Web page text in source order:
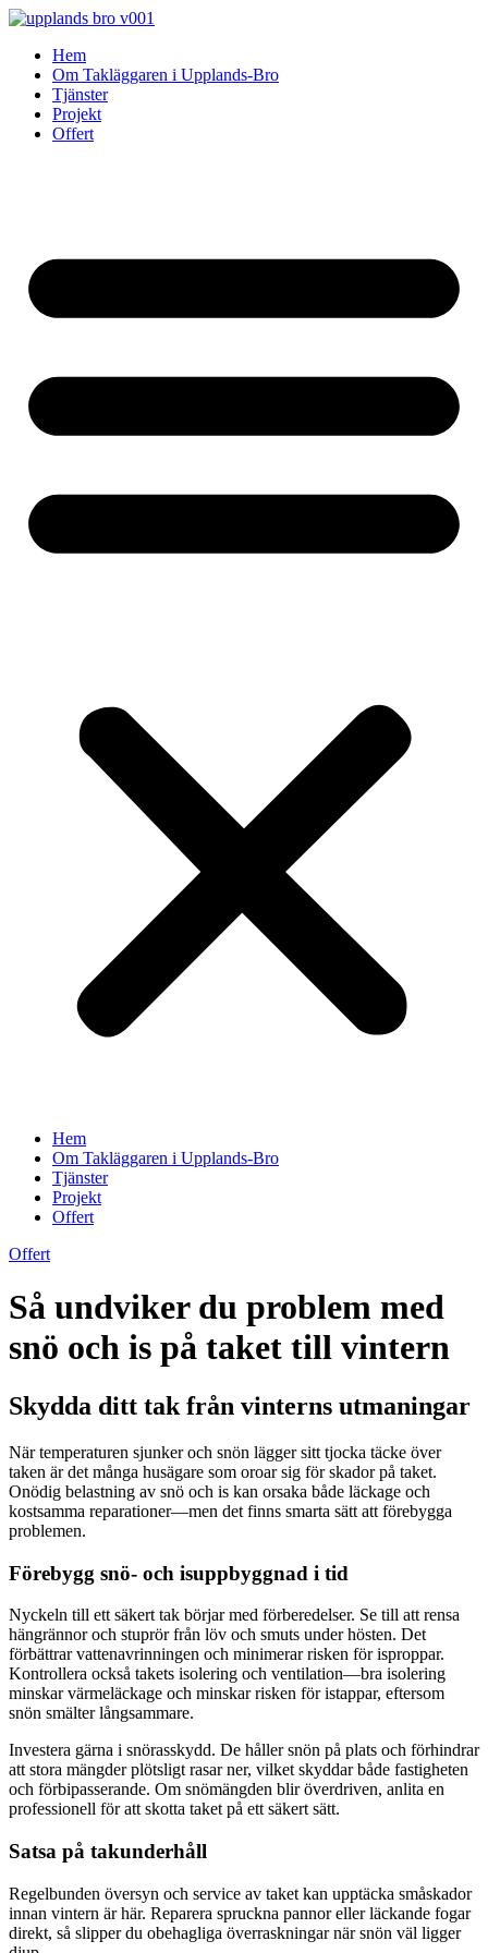
Skip
contentHem
Om Takläggaren i Upplands-Bro
Tjänster
Projekt
Offert
Hem
Om Takläggaren i Upplands-Bro
Tjänster
Projekt
Offert
Offert
Så undviker du problem med
snö och is på taket till vintern
Skydda ditt tak från vinterns utmaningar
När temperaturen sjunker och snön lägger sitt tjocka täcke över
taken är det många husägare som oroar sig för skador på taket.
Onödig belastning av snö och is kan orsaka både läckage och
kostsamma reparationer—men det finns smarta sätt att förebygga
problemen.
Förebygg snö- och isuppbyggnad i tid
Nyckeln till ett säkert tak börjar med förberedelser. Se till att rensa
hängrännor och stuprör från löv och smuts under hösten. Det
förbättrar vattenavrinningen och minimerar risken för isproppar.
Kontrollera också takets isolering och ventilation—bra isolering
minskar värmeläckage och minskar risken för istappar, eftersom
snön smälter långsammare.
Investera gärna i snörasskydd. De håller snön på plats och förhindrar
att stora mängder plötsligt rasar ner, vilket skyddar både fastigheten
och förbipasserande. Om snömängden blir överdriven, anlita en
professionell för att skotta taket på ett säkert sätt.
Satsa på takunderhåll
Regelbunden översyn och service av taket kan upptäcka småskador
innan vintern är här. Reparera spruckna pannor eller läckande fogar
direkt, så slipper du obehagliga överraskningar när snön väl ligger